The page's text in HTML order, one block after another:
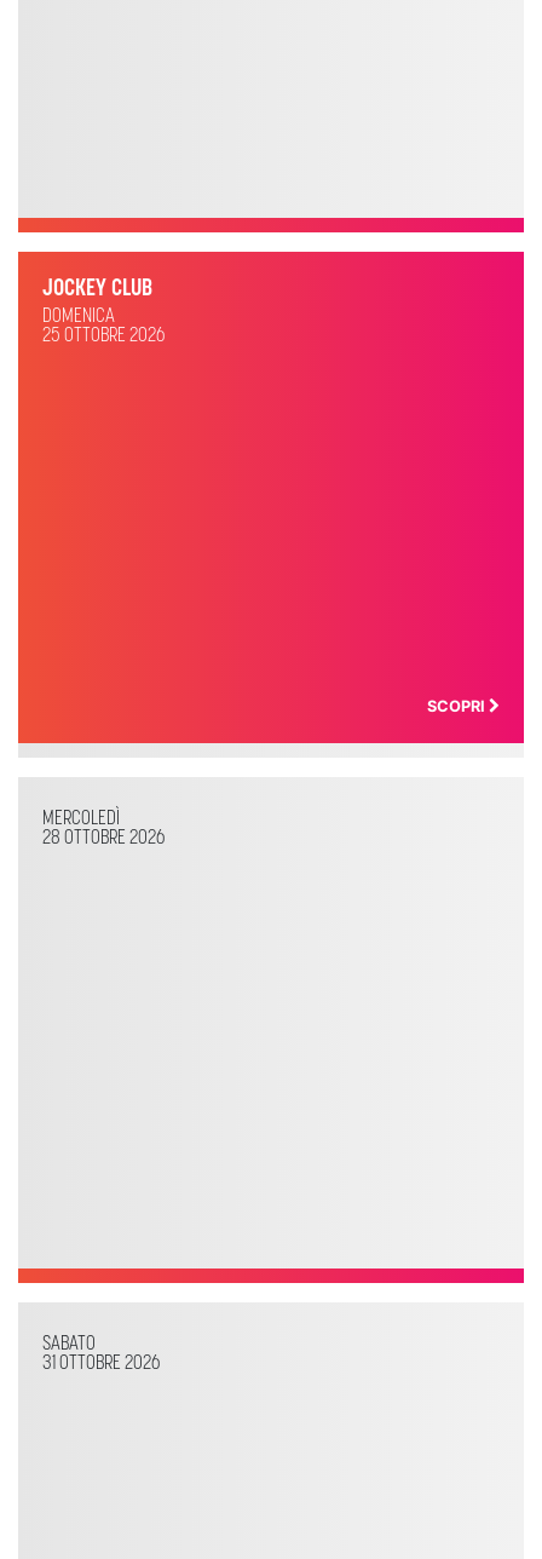
JOCKEY CLUB
DOMENICA
25 OTTOBRE 2026
SCOPRI
MERCOLEDÌ
28 OTTOBRE 2026
SABATO
31 OTTOBRE 2026